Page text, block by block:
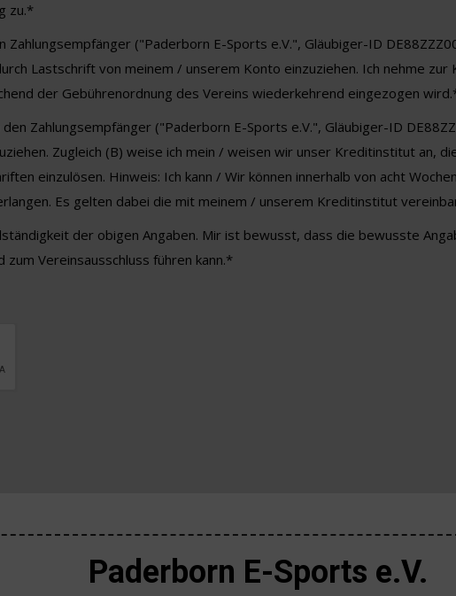
zu.*
Zahlungsempfänger ("Paderborn E-Sports e.V.", Gläubiger-ID
Lastschrift von meinem / unserem Konto einzuziehen. Ich nehme
der Gebührenordnung des Vereins wiederkehrend eingezogen
Zahlungsempfänger ("Paderborn E-Sports e.V.", Gläubiger-ID
Zugleich (B) weise ich mein / weisen wir unser Kreditinstitut an,
einzulösen. Hinweis: Ich kann / Wir können innerhalb von acht
Es gelten dabei die mit meinem / unserem Kreditinstitut
der obigen Angaben. Mir ist bewusst, dass die bewusste
zum Vereinsausschluss führen kann.*
Paderborn E-Sports e.V.